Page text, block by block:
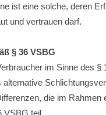
ist eine solche, deren
und vertrauen darf.
§ 36 VSBG
im Sinne des
die im
VSBG teil.